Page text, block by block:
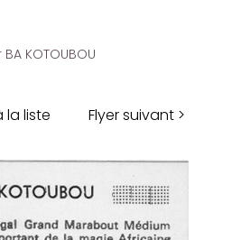
KOTOUBOU
la liste Flyer suivant >